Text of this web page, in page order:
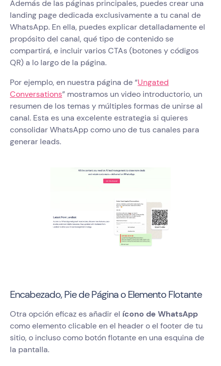
Además de las páginas principales, puedes crear una
landing page dedicada exclusivamente a tu canal de
WhatsApp. En ella, puedes explicar detalladamente el
propósito del canal, qué tipo de contenido se
compartirá, e incluir varios CTAs (botones y códigos
QR) a lo largo de la página.
Por ejemplo, en nuestra página de “Ungated
Conversations” mostramos un video introductorio, un
resumen de los temas y múltiples formas de unirse al
canal. Esta es una excelente estrategia si quieres
consolidar WhatsApp como uno de tus canales para
generar leads.
Encabezado, Pie de Página o Elemento Flotante
Otra opción eficaz es añadir el ícono de WhatsApp
como elemento clicable en el header o el footer de tu
sitio, o incluso como botón flotante en una esquina de
la pantalla.